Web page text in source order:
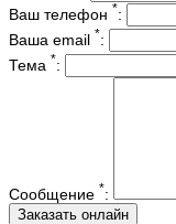
Ваш телефон *:
Ваша email *:
Тема *:
Сообщение *: